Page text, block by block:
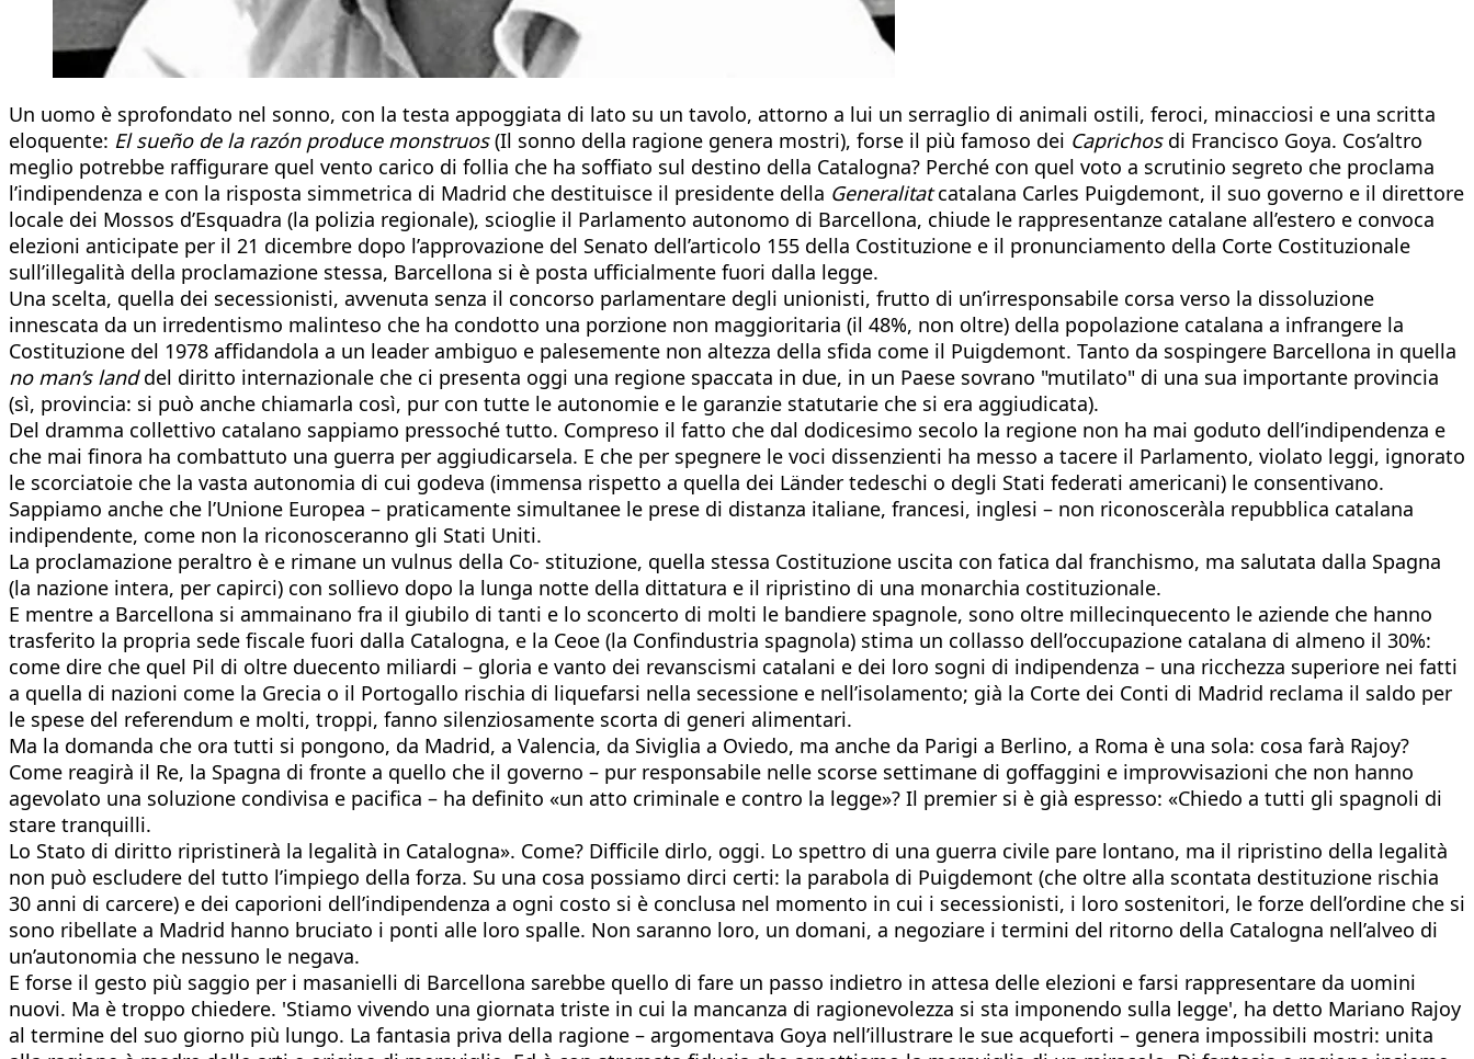
Un uomo è sprofondato nel sonno, con la testa appoggiata di lato su un tavolo, attorno a lui un serraglio di animali ostili, feroci, minacciosi e una scritta
eloquente: El sueño de la razón produce monstruos(Il sonno della ragione genera mostri), forse il più famoso dei Caprichosdi Francisco Goya. Cos’altro
meglio potrebbe raffigurare quel vento carico di follia che ha soffiato sul destino della Catalogna? Perché con quel voto a scrutinio segreto che proclama
l’indipendenza e con la risposta simmetrica di Madrid che destituisce il presidente della Generalitatcatalana Carles Puigdemont, il suo governo e il direttore
locale dei Mossos d’Esquadra (la polizia regionale), scioglie il Parlamento autonomo di Barcellona, chiude le rappresentanze catalane all’estero e convoca
elezioni anticipate per il 21 dicembre dopo l’approvazione del Senato dell’articolo 155 della Costituzione e il pronunciamento della Corte Costituzionale
sull’illegalità della proclamazione stessa, Barcellona si è posta ufficialmente fuori dalla legge.
Una scelta, quella dei secessionisti, avvenuta senza il concorso parlamentare degli unionisti, frutto di un’irresponsabile corsa verso la dissoluzione
innescata da un irredentismo malinteso che ha condotto una porzione non maggioritaria (il 48%, non oltre) della popolazione catalana a infrangere la
Costituzione del 1978 affidandola a un leader ambiguo e palesemente non altezza della sfida come il Puigdemont. Tanto da sospingere Barcellona in quella
no man’s landdel diritto internazionale che ci presenta oggi una regione spaccata in due, in un Paese sovrano "mutilato" di una sua importante provincia
(sì, provincia: si può anche chiamarla così, pur con tutte le autonomie e le garanzie statutarie che si era aggiudicata).
Del dramma collettivo catalano sappiamo pressoché tutto. Compreso il fatto che dal dodicesimo secolo la regione non ha mai goduto dell’indipendenza e
che mai finora ha combattuto una guerra per aggiudicarsela. E che per spegnere le voci dissenzienti ha messo a tacere il Parlamento, violato leggi, ignorato
le scorciatoie che la vasta autonomia di cui godeva (immensa rispetto a quella dei Länder tedeschi o degli Stati federati americani) le consentivano.
Sappiamo anche che l’Unione Europea – praticamente simultanee le prese di distanza italiane, francesi, inglesi – non riconosceràla repubblica catalana
indipendente, come non la riconosceranno gli Stati Uniti.
La proclamazione peraltro è e rimane un vulnus della Co- stituzione, quella stessa Costituzione uscita con fatica dal franchismo, ma salutata dalla Spagna
(la nazione intera, per capirci) con sollievo dopo la lunga notte della dittatura e il ripristino di una monarchia costituzionale.
E mentre a Barcellona si ammainano fra il giubilo di tanti e lo sconcerto di molti le bandiere spagnole, sono oltre millecinquecento le aziende che hanno
trasferito la propria sede fiscale fuori dalla Catalogna, e la Ceoe (la Confindustria spagnola) stima un collasso dell’occupazione catalana di almeno il 30%:
come dire che quel Pil di oltre duecento miliardi – gloria e vanto dei revanscismi catalani e dei loro sogni di indipendenza – una ricchezza superiore nei fatti
a quella di nazioni come la Grecia o il Portogallo rischia di liquefarsi nella secessione e nell’isolamento; già la Corte dei Conti di Madrid reclama il saldo per
le spese del referendum e molti, troppi, fanno silenziosamente scorta di generi alimentari.
Ma la domanda che ora tutti si pongono, da Madrid, a Valencia, da Siviglia a Oviedo, ma anche da Parigi a Berlino, a Roma è una sola: cosa farà Rajoy?
Come reagirà il Re, la Spagna di fronte a quello che il governo – pur responsabile nelle scorse settimane di goffaggini e improvvisazioni che non hanno
agevolato una soluzione condivisa e pacifica – ha definito «un atto criminale e contro la legge»? Il premier si è già espresso: «Chiedo a tutti gli spagnoli di
stare tranquilli.
Lo Stato di diritto ripristinerà la legalità in Catalogna». Come? Difficile dirlo, oggi. Lo spettro di una guerra civile pare lontano, ma il ripristino della legalità
non può escludere del tutto l’impiego della forza. Su una cosa possiamo dirci certi: la parabola di Puigdemont (che oltre alla scontata destituzione rischia
30 anni di carcere) e dei caporioni dell’indipendenza a ogni costo si è conclusa nel momento in cui i secessionisti, i loro sostenitori, le forze dell’ordine che si
sono ribellate a Madrid hanno bruciato i ponti alle loro spalle. Non saranno loro, un domani, a negoziare i termini del ritorno della Catalogna nell’alveo di
un’autonomia che nessuno le negava.
E forse il gesto più saggio per i masanielli di Barcellona sarebbe quello di fare un passo indietro in attesa delle elezioni e farsi rappresentare da uomini
nuovi. Ma è troppo chiedere. 'Stiamo vivendo una giornata triste in cui la mancanza di ragionevolezza si sta imponendo sulla legge', ha detto Mariano Rajoy
al termine del suo giorno più lungo. La fantasia priva della ragione – argomentava Goya nell’illustrare le sue acqueforti – genera impossibili mostri: unita